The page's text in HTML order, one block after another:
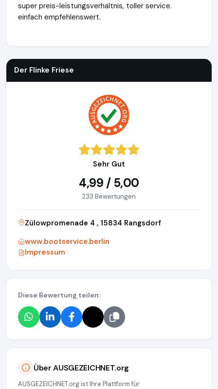
super preis-leistungsverhältnis, toller service.
einfach empfehlenswert.
Der Flinke Friese
Sehr Gut
4,99 / 5,00
233 Bewertungen
Zülowpromenade 4 , 15834 Rangsdorf
www.bootservice.berlin
Impressum
Diese Bewertung teilen:
Über AUSGEZEICHNET.org
AUSGEZEICHNET.org ist Ihre Plattform für